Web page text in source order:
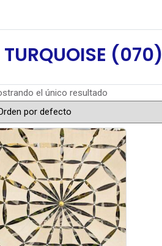
TURQUOISE (070)
el único resultado